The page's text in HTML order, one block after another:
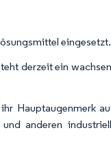
eingesetzt.
derzeit ein
Hauptaugenmerk
anderen